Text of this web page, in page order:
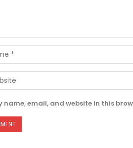
name, email, and website in this